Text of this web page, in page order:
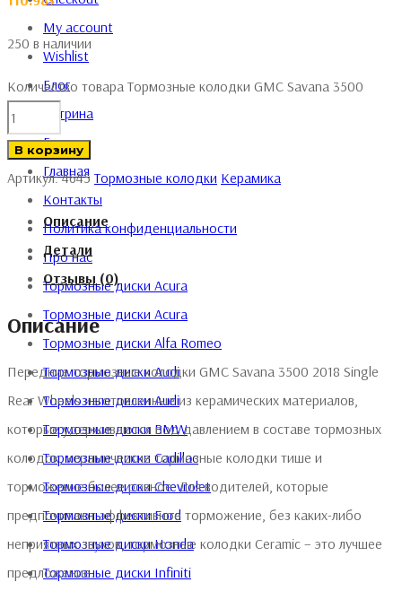
My account
Wishlist
Блог
Витрина
Галерея
Главная
Контакты
Политика конфиденциальности
Про нас
Тормозные диски Acura
Тормозные диски Acura
Тормозные диски Alfa Romeo
Тормозные диски Audi
Тормозные диски Audi
Тормозные диски BMW
Тормозные диски Cadillac
Тормозные диски Chevrolet
Тормозные диски Ford
Тормозные диски Honda
Тормозные диски Infiniti
250 в наличии
Количество товара Тормозные колодки GMC Savana 3500
В корзину
Артикул:4645 Тормозные колодки Керамика
Описание
Детали
Отзывы (0)
Описание
Передние тормозные колодки GMC Savana 3500 2018 Single
Rear Wheels изготовленные из керамических материалов,
которые удерживаются под давлением в составе тормозных
колодок, керамические тормозные колодки тише и
торможение более ровное. Для водителей, которые
предпочитают эффективное торможение, без каких-либо
неприятных звуков, тормозные колодки Ceramic – это лучшее
предложение.